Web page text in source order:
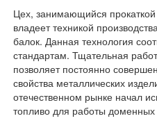
Цех, занимающийся
владеет техникой
балок. Данная технология
стандартам. Тщательная
позволяет постоянно
свойства металлических
отечественном рынке начал
топливо для работы доменных